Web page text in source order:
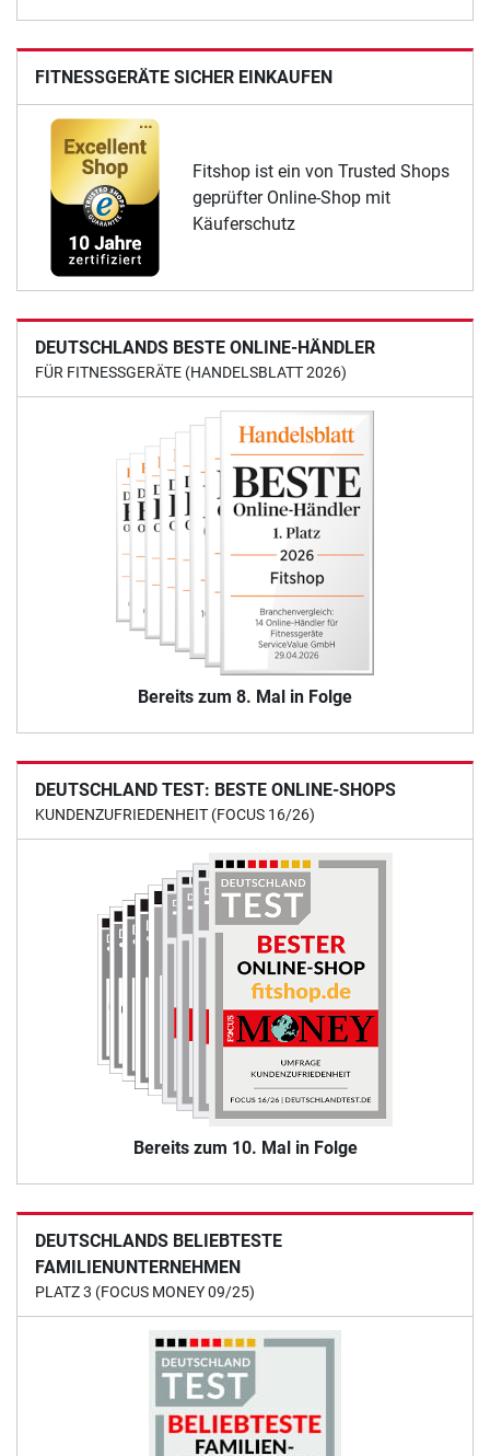
FITNESSGERÄTE SICHER EINKAUFEN
Fitshop ist ein von Trusted Shops
geprüfter Online-Shop mit
Käuferschutz
DEUTSCHLANDS BESTE ONLINE-HÄNDLER
FÜR FITNESSGERÄTE (HANDELSBLATT 2026)
Bereits zum 8. Mal in Folge
DEUTSCHLAND TEST: BESTE ONLINE-SHOPS
KUNDENZUFRIEDENHEIT (FOCUS 16/26)
Bereits zum 10. Mal in Folge
DEUTSCHLANDS BELIEBTESTE
FAMILIENUNTERNEHMEN
PLATZ 3 (FOCUS MONEY 09/25)